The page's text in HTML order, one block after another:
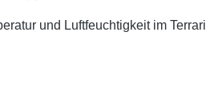
und Luftfeuchtigkeit im